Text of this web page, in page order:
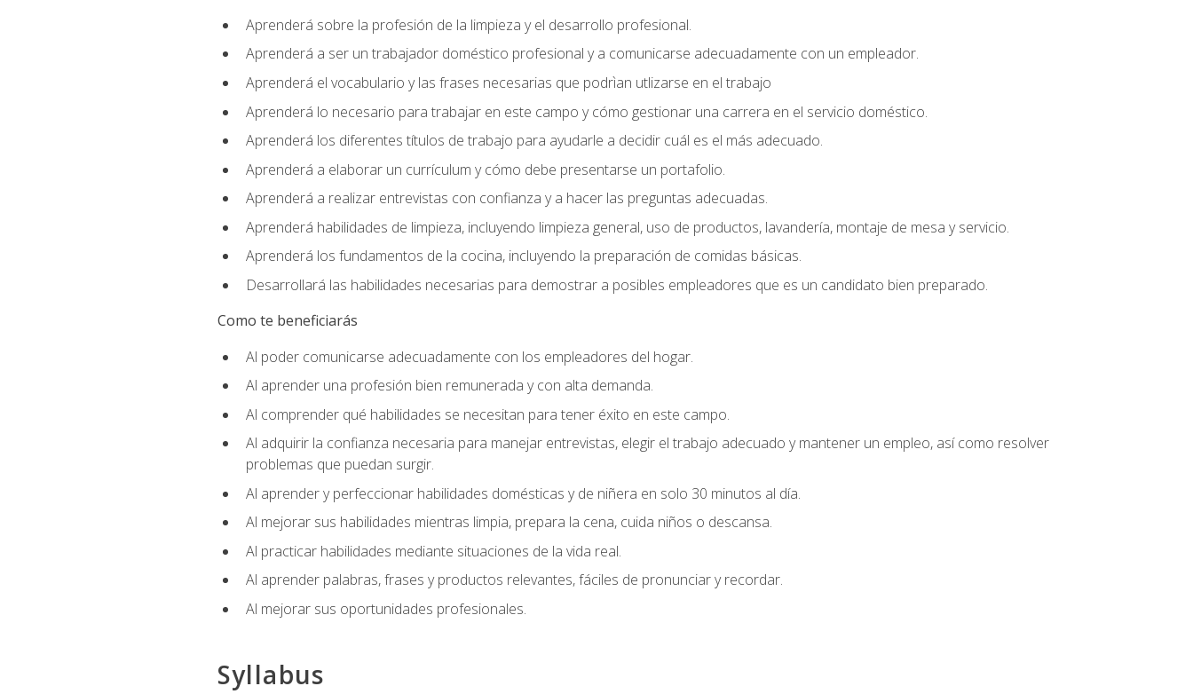
Aprenderá sobre la profesión de la limpieza y el desarrollo profesional.
Aprenderá a ser un trabajador doméstico profesional y a comunicarse adecuadamente con un empleador.
Aprenderá el vocabulario y las frases necesarias que podrìan utlizarse en el trabajo
Aprenderá lo necesario para trabajar en este campo y cómo gestionar una carrera en el servicio doméstico.
Aprenderá los diferentes títulos de trabajo para ayudarle a decidir cuál es el más adecuado.
Aprenderá a elaborar un currículum y cómo debe presentarse un portafolio.
Aprenderá a realizar entrevistas con confianza y a hacer las preguntas adecuadas.
Aprenderá habilidades de limpieza, incluyendo limpieza general, uso de productos, lavandería, montaje de mesa y servicio.
Aprenderá los fundamentos de la cocina, incluyendo la preparación de comidas básicas.
Desarrollará las habilidades necesarias para demostrar a posibles empleadores que es un candidato bien preparado.
Como te beneficiarás
Al poder comunicarse adecuadamente con los empleadores del hogar.
Al aprender una profesión bien remunerada y con alta demanda.
Al comprender qué habilidades se necesitan para tener éxito en este campo.
Al adquirir la confianza necesaria para manejar entrevistas, elegir el trabajo adecuado y mantener un empleo, así como resolver
problemas que puedan surgir.
Al aprender y perfeccionar habilidades domésticas y de niñera en solo 30 minutos al día.
Al mejorar sus habilidades mientras limpia, prepara la cena, cuida niños o descansa.
Al practicar habilidades mediante situaciones de la vida real.
Al aprender palabras, frases y productos relevantes, fáciles de pronunciar y recordar.
Al mejorar sus oportunidades profesionales.
Syllabus